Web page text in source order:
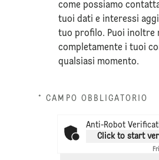
come possiamo
tuoi dati e interessi
tuo profilo. Puoi inoltre
completamente i tuoi
qualsiasi momento.
* CAMPO OBBLIGATORIO
Anti-Robot
Click to start